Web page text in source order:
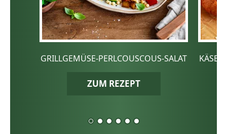
GRILLGEMÜSE-PERLCOUSCOUS-SALAT
ZUM REZEPT
KÄSE-